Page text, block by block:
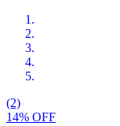
(2)
14% OFF